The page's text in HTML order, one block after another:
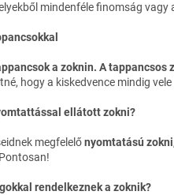
mindenféle finomság
a zoknin. A tappancsos
hogy a kiskedvence mindig vele
ellátott zokni?
megfelelőnyomtatású zokni
rendelkeznek a zoknik?